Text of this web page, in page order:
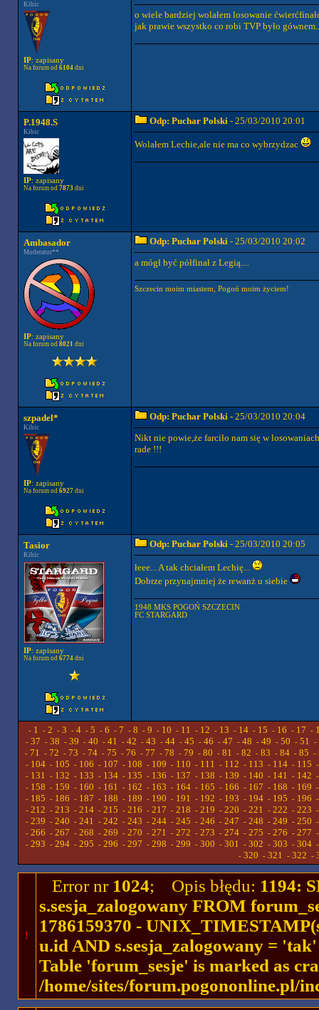
Kibic
IP: zapisany
Na forum od 6104dni
o wiele bardziej wolałem losowanie
jak prawie wszystko co robi TVP było
P.1948.S
Kibic
IP: zapisany
Na forum od 7873dni
Odp: Puchar Polski- 25/03/2010 20:01
Wolałem Lechie,ale nie ma co wybrzydzac
Ambasador
Moderator**
IP: zapisany
Na forum od 8021 dni
Odp: Puchar Polski- 25/03/2010 20:02
a mógł być półfinał z Legią....
Szczecin moim miastem, Pogoń moim życiem!
szpadel*
Kibic
IP: zapisany
Na forum od 6927dni
Odp: Puchar Polski- 25/03/2010 20:04
Nikt nie powie,że farciło nam się w
rade !!!
Tasior
Kibic
IP: zapisany
Na forum od 6774dni
Odp: Puchar Polski- 25/03/2010 20:05
łeee... A tak chciałem Lechię...
Dobrze przynajmniej że rewanż u siebie
1948 MKS POGOŃ SZCZECIN
FC STARGARD
- 1 - 2 - 3 - 4 - 5 - 6 - 7 - 8 - 9 - 10 - 11 - 12 - 13 - 14 - 15 - 16 - 17 -
- 37 - 38 - 39 - 40 - 41 - 42 - 43 - 44- 45 - 46 - 47 - 48 - 49 - 50 - 51 -
- 71 - 72 - 73 - 74 - 75 - 76 - 77 - 78 - 79 - 80 - 81 - 82 - 83 - 84 - 85 -
- 104- 105 - 106 - 107 - 108 - 109 - 110 - 111 - 112 - 113 - 114- 115
- 131 - 132 - 133 - 134- 135 - 136 - 137 - 138 - 139 - 140 - 141 - 142
- 158 - 159 - 160 - 161 - 162 - 163 - 164- 165 - 166 - 167 - 168 - 169
- 185 - 186 - 187 - 188 - 189 - 190 - 191 - 192 - 193 - 194- 195 - 196
- 212 - 213 - 214- 215 - 216 - 217 - 218 - 219 - 220 - 221 - 222 - 223
- 239 - 240 - 241 - 242 - 243 - 244- 245 - 246 - 247 - 248 - 249 - 250
- 266 - 267 - 268 - 269 - 270 - 271 - 272 - 273 - 274- 275 - 276 - 277
- 293 - 294- 295 - 296 - 297 - 298 - 299 - 300 - 301 - 302 - 303 - 304
- 320 - 321 - 322 -
!
Error nr 1024; Opis błędu: 1194:
s.sesja_zalogowany FROM
1786159370 -
u.id AND s.sesja_zalogowany =
Table 'forum_sesje' is marked as
/home/sites/forum.pogononline.pl/